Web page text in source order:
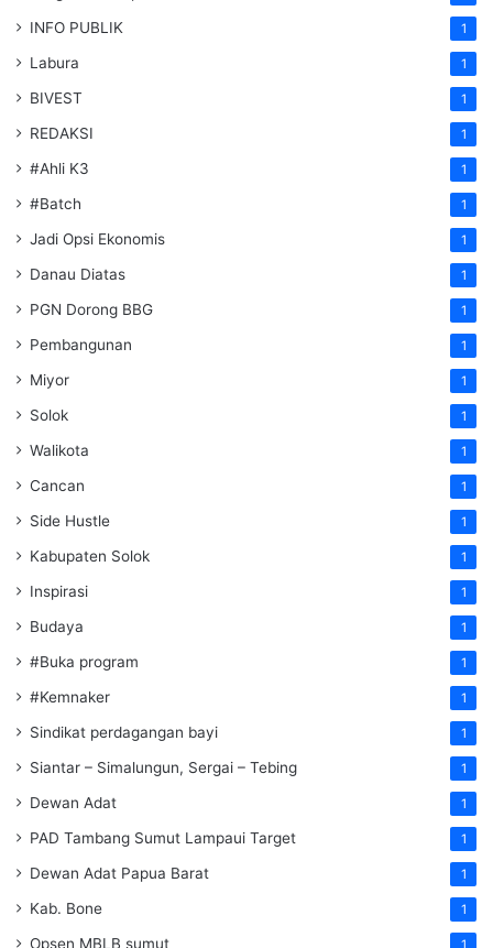
INFO PUBLIK 1
Labura 1
BIVEST 1
REDAKSI 1
#Ahli K3 1
#Batch 1
Jadi Opsi Ekonomis 1
Danau Diatas 1
PGN Dorong BBG 1
Pembangunan 1
Miyor 1
Solok 1
Walikota 1
Cancan 1
Side Hustle 1
Kabupaten Solok 1
Inspirasi 1
Budaya 1
#Buka program 1
#Kemnaker 1
Sindikat perdagangan bayi 1
Siantar – Simalungun, Sergai – Tebing 1
Dewan Adat 1
PAD Tambang Sumut Lampaui Target 1
Dewan Adat Papua Barat 1
Kab. Bone 1
Opsen MBLB sumut 1